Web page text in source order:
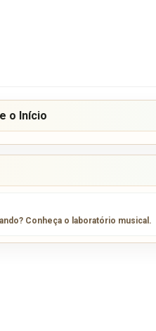
o Início
Conheça o laboratório musical.